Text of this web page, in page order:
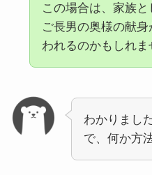
この場合は、家族と
ご長男の奥様の献身
われるのかもしれま
わかりました
で、何か方